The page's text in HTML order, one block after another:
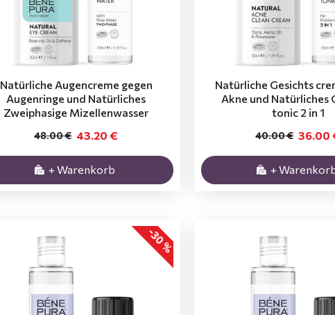
Natürliche Augencreme gegen
Augenringe und Natürliches
Zweiphasige Mizellenwasser
43.20 €
48.00 €
+ Warenkorb
Natürliche Gesichts
Аkne und Natürliches
tonic 2 in 1
36.00
40.00 €
+
-30 %